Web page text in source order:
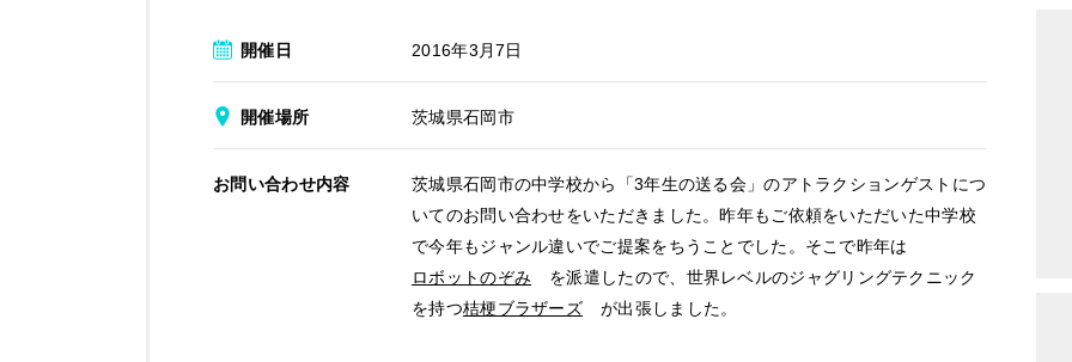
開催日 2016年3月7日
開催場所 茨城県石岡市
お問い合わせ内容
茨城県石岡市の中学校から「3年生の送る会」のアトラクションゲストにつ
いてのお問い合わせをいただきました。昨年もご依頼をいただいた中学校
で今年もジャンル違いでご提案をちうことでした。そこで昨年は
ロボットのぞみ
を派遣したので、世界レベルのジャグリングテクニック
を持つ桔梗ブラザーズ が出張しました。